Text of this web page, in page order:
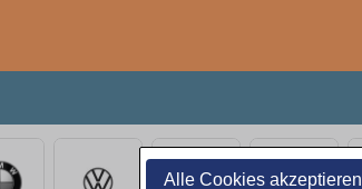
Alle Cookies akzeptieren